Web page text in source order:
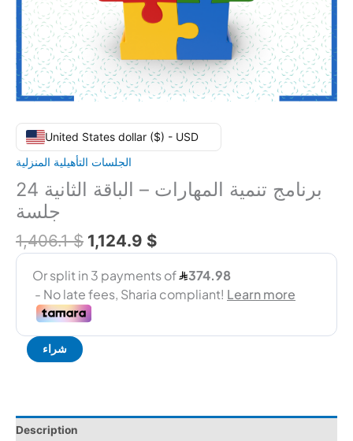
United States dollar ($) - USD
الجلسات التأهيلية المنزلية
برنامج تنمية المهارات – الباقة الثانية 24
جلسة
1,406.1$ 1,124.9 $
شراء
Description